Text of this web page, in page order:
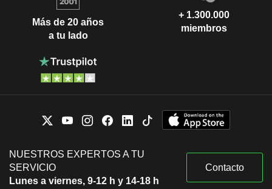
Más de 20 años
a tu lado
+ 1.300.000
miembros
NUESTROS EXPERTOS A TU
SERVICIO
Lunes a viernes, 9-12 h y 14-18 h
Contacto